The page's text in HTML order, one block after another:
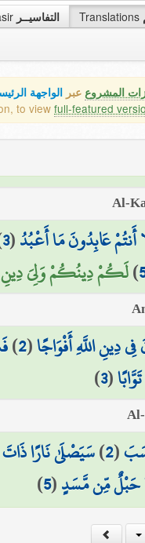
التفاسيــر Translations
المشروع عبر الواجهة
to view full-featured
أَنتُمْ عَابِدُونَ مَا أَعْبُدُ(
3
)لَكُمْ دِينُكُمْ وَلِيَ دِينِ
دِينِ اللَّهِ أَفْوَاجًا(
2
)
(
3
)
(
2
)سَيَصْلَىٰ نَارًا
حَبْلٌ مِّن مَّسَدٍ(
5
)